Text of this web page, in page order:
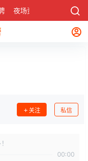
夜场资讯 社区
关注 私信
00:00